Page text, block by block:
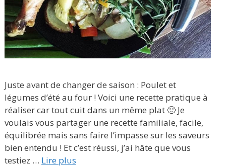
Juste avant de changer de saison : Poulet et
légumes d’été au four ! Voici une recette pratique à
réaliser car tout cuit dans un même plat 🙂 Je
voulais vous partager une recette familiale, facile,
équilibrée mais sans faire l’impasse sur les saveurs
bien entendu ! Et c’est réussi, j’ai hâte que vous
testiez … Lire plus